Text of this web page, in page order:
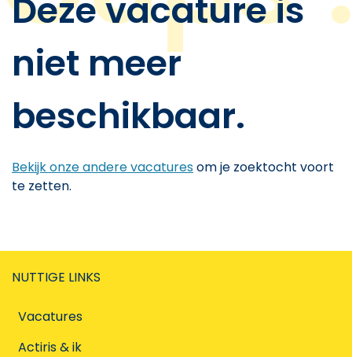
Deze vacature is
niet meer
beschikbaar.
Bekijk onze andere vacaturesom je zoektocht voort
te zetten.
NUTTIGE LINKS
Vacatures
Actiris & ik